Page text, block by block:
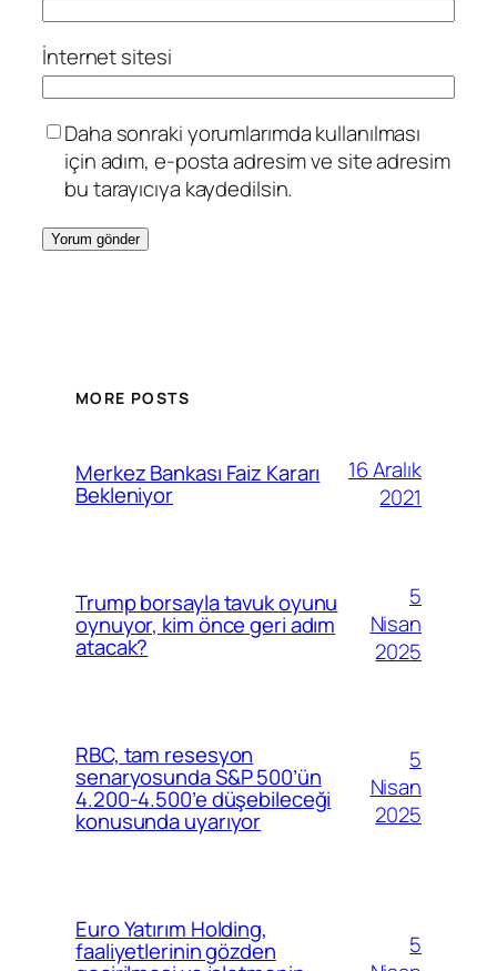
İnternet sitesi
Daha sonraki yorumlarımda kullanılması
için adım, e-posta adresim ve site adresim
bu tarayıcıya kaydedilsin.
MORE POSTS
Merkez Bankası Faiz Kararı
Bekleniyor
16 Aralık
2021
Trump borsayla tavuk oyunu
oynuyor, kim önce geri adım
atacak?
5
Nisan
2025
RBC, tam resesyon
senaryosunda S&P 500’ün
4.200-4.500’e düşebileceği
konusunda uyarıyor
5
Nisan
2025
Euro Yatırım Holding,
faaliyetlerinin gözden
5